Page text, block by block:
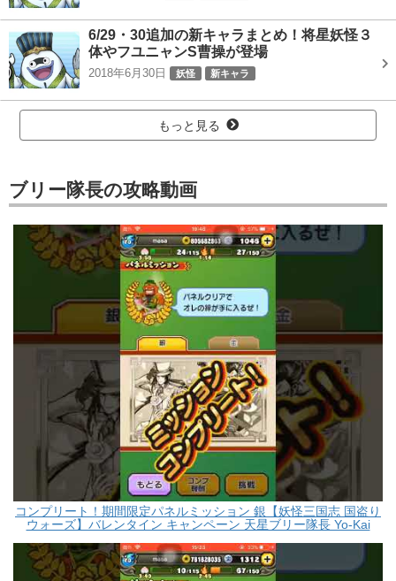
6/29・30追加の新キャラまとめ！将星妖怪３
体やフユニャンS曹操が登場
2018年6月30日 妖怪 新キャラ
もっと見る
ブリー隊長の攻略動画
コンプリート！期間限定パネルミッション 銀【妖怪三国志 国盗り
ウォーズ】バレンタイン キャンペーン 天星ブリー隊長 Yo-Kai